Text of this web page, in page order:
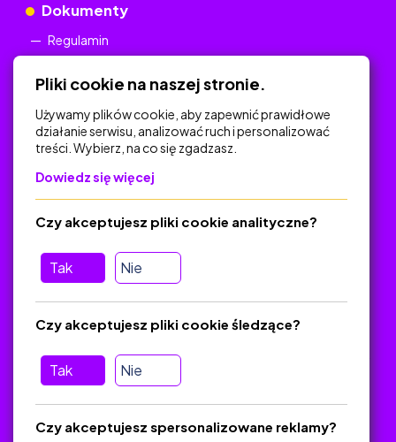
Dokumenty
Regulamin
Na skróty
Polityka Prywatności
Regulamin
O platformie
Baza materiałów dydaktycznych
Jak zostać autorem
FAQ
Pliki cookie na naszej stronie.
Używamy plików cookie, aby zapewnić prawidłowe
działanie serwisu, analizować ruch i personalizować
treści. Wybierz, na co się zgadzasz.
Dowiedz się więcej
Tak Nie
Czy akceptujesz pliki cookie analityczne?
Tak Nie
Czy akceptujesz pliki cookie śledzące?
Czy akceptujesz spersonalizowane reklamy?